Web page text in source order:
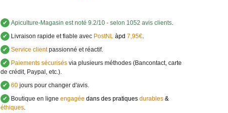
✔ Apiculture-Magasin est noté 9.2/10 - selon 1052 avis clients.
✔ Livraison rapide et fiable avecPostNL àpd 7,95€.
✔ Service clientpassionné et réactif.
✔ Paiements sécurisésvia plusieurs méthodes (Bancontact, carte
de crédit, Paypal, etc.).
✔ 60jours pour changer d'avis.
✔ Boutique en ligne engagée dans des pratiques durables&
éthiques.